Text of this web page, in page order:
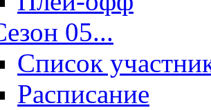
05...
Список
Расписание